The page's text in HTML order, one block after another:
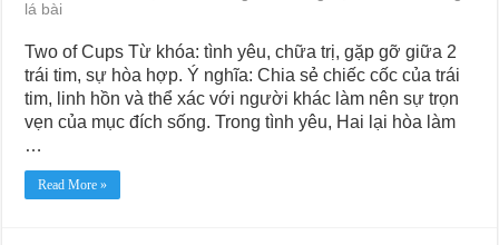
lá bài
Two of Cups Từ khóa: tình yêu, chữa trị, gặp gỡ giữa 2
trái tim, sự hòa hợp. Ý nghĩa: Chia sẻ chiếc cốc của trái
tim, linh hồn và thể xác với người khác làm nên sự trọn
vẹn của mục đích sống. Trong tình yêu, Hai lại hòa làm
…
Read More »